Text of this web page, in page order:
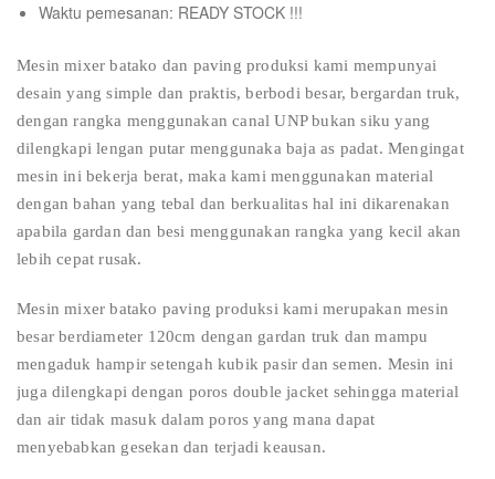
Waktu pemesanan: READY STOCK !!!
Mesin mixer batako dan paving produksi kami mempunyai
desain yang simple dan praktis, berbodi besar, bergardan truk,
dengan rangka menggunakan canal UNP bukan siku yang
dilengkapi lengan putar menggunaka baja as padat. Mengingat
mesin ini bekerja berat, maka kami menggunakan material
dengan bahan yang tebal dan berkualitas hal ini dikarenakan
apabila gardan dan besi menggunakan rangka yang kecil akan
lebih cepat rusak.
Mesin mixer batako paving produksi kami merupakan mesin
besar berdiameter 120cm dengan gardan truk dan mampu
mengaduk hampir setengah kubik pasir dan semen. Mesin ini
juga dilengkapi dengan poros double jacket sehingga material
dan air tidak masuk dalam poros yang mana dapat
menyebabkan gesekan dan terjadi keausan.